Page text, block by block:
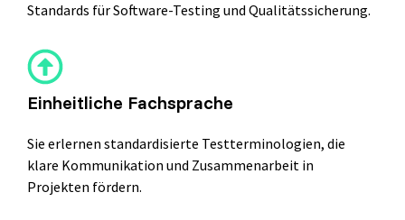
Grundlagen AI Testing
Testverfahren für den Softwaretest
Grundlagen IT-Sicherheitstests
Seminarthemen Trainingsformen
Inhouse
Seminare
Standards fürSoftware-Testing und Qualitätssicherung.
Einheitliche Fachsprache
Sie erlernen standardisierte Testterminologien, die
klare Kommunikation und Zusammenarbeit in
Projekten fördern.